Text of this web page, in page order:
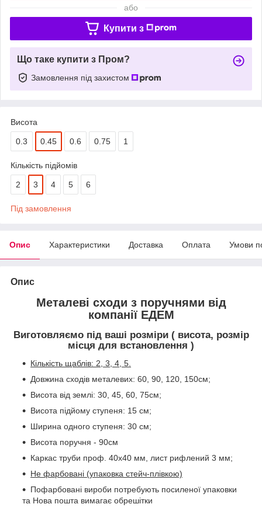
або
Купити з
Що таке купити з Пром?
Замовлення під захистом
Висота
0.3 0.45 0.6 0.75 1
Кількість підйомів
2 3 4 5 6
Під замовлення
Опис Характеристики Доставка Оплата Умови
Опис
Металеві сходи з поручнями від
компанії ЕДЕМ
Виготовляємо під ваші розміри ( висота, розмір
місця для встановлення )
Кількість щаблів: 2, 3, 4, 5.
Довжина сходів металевих: 60, 90, 120, 150см;
Висота від землі: 30, 45, 60, 75см;
Висота підйому ступеня: 15 см;
Ширина одного ступеня: 30 см;
Висота поручня - 90см
Каркас труби проф. 40х40 мм, лист рифлений 3 мм;
Не фарбовані (упаковка стейч-плівкою)
Пофарбовані вироби потребують посиленої упаковки
та Нова пошта вимагає обрешітки